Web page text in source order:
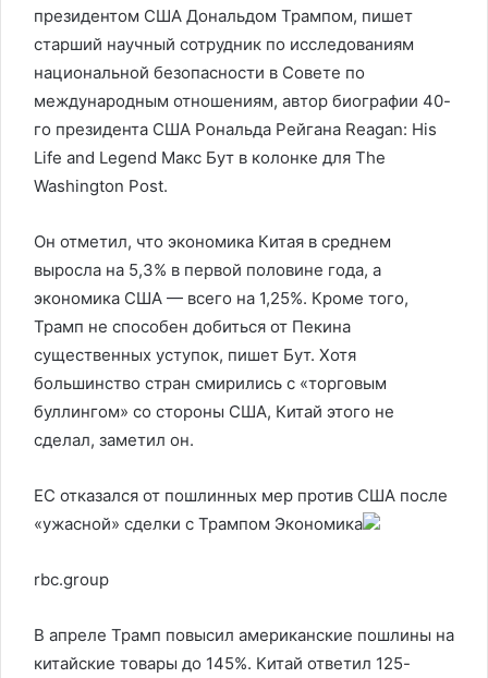
президентом США Дональдом Трампом, пишет
старший научный сотрудник по исследованиям
национальной безопасности в Совете по
международным отношениям, автор биографии 40-
го президента США Рональда Рейгана Reagan: His
Life and Legend Макс Бут в колонке для The
Washington Post.
Он отметил, что экономика Китая в среднем
выросла на 5,3% в первой половине года, а
экономика США — всего на 1,25%. Кроме того,
Трамп не способен добиться от Пекина
существенных уступок, пишет Бут. Хотя
большинство стран смирились с «торговым
буллингом» со стороны США, Китай этого не
сделал, заметил он.
ЕС отказался от пошлинных мер против США после
«ужасной» сделки с Трампом Экономика
rbc.group
В апреле Трамп повысил американские пошлины на
китайские товары до 145%. Китай ответил 125-